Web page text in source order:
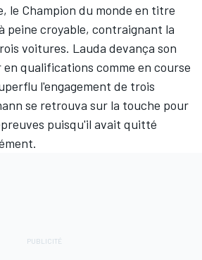
le Champion du monde en titre
peine croyable, contraignant la
voitures. Lauda devança son
qualifications comme en course
l'engagement de trois
se retrouva sur la touche pour
puisqu'il avait quitté